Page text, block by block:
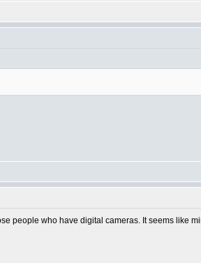
people who have digital cameras. It seems like